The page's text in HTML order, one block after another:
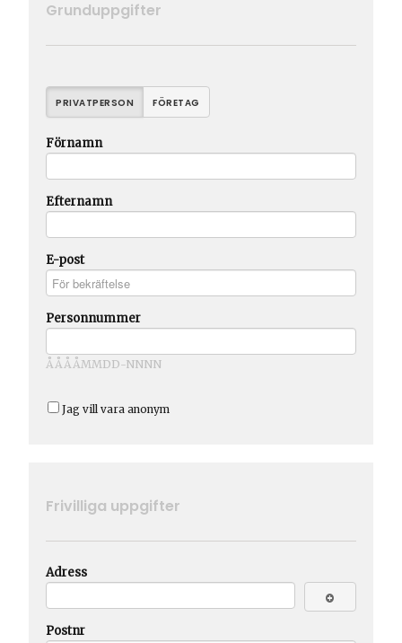
Grunduppgifter
PRIVATPERSON FÖRETAG
Förnamn
Efternamn
E-post
Personnummer
ÅÅÅÅMMDD-NNNN
Jag vill vara anonym
Frivilliga uppgifter
Adress
Postnr